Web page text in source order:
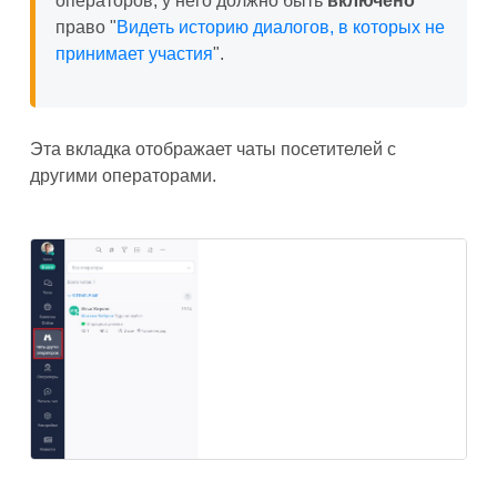
право "Видеть историю диалогов, в которых не
принимает участия".
Эта вкладка отображает чаты посетителей с
другими операторами.